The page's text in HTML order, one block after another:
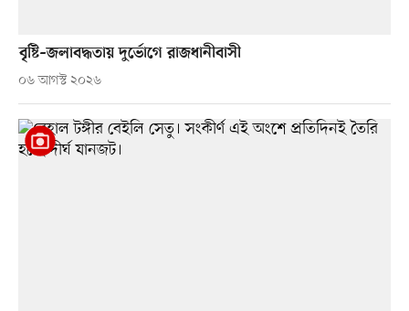
বৃষ্টি–জলাবদ্ধতায় দুর্ভোগে রাজধানীবাসী
০৬ আগস্ট ২০২৬